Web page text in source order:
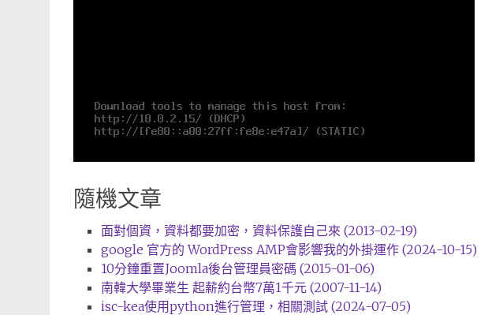
隨機文章
面對個資，資料都要加密，資料保護自己來 (2013-02-19)
google 官方的 WordPress AMP會影響我的外掛運作 (2024-10-15)
10分鐘重置Joomla後台管理員密碼 (2015-01-06)
南韓大學畢業生 起薪約台幣7萬1千元 (2007-11-14)
isc-kea使用python進行管理，相關測試 (2024-07-05)